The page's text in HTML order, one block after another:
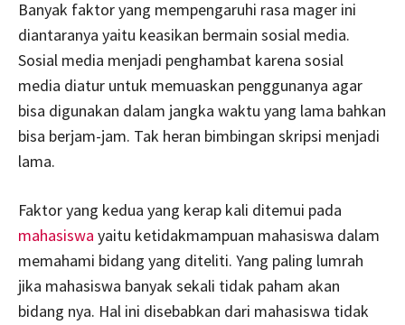
Banyak faktor yang mempengaruhi rasa mager ini
diantaranya yaitu keasikan bermain sosial media.
Sosial media menjadi penghambat karena sosial
media diatur untuk memuaskan penggunanya agar
bisa digunakan dalam jangka waktu yang lama bahkan
bisa berjam-jam. Tak heran bimbingan skripsi menjadi
lama.
Faktor yang kedua yang kerap kali ditemui pada
mahasiswa yaitu ketidakmampuan mahasiswa dalam
memahami bidang yang diteliti. Yang paling lumrah
jika mahasiswa banyak sekali tidak paham akan
bidang nya. Hal ini disebabkan dari mahasiswa tidak